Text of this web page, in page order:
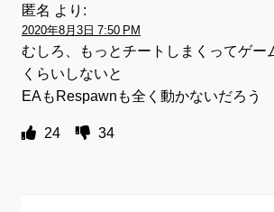
匿名 より:
2020年8月3日 7:50 PM
むしろ、もっとチートしまくってゲー
くらいしないと
EAもRespawnも全く動かないだろう
24 34